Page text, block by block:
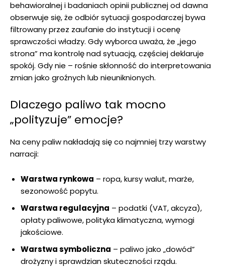
behawioralnej i badaniach opinii publicznej od dawna
obserwuje się, że odbiór sytuacji gospodarczej bywa
filtrowany przez zaufanie do instytucji i ocenę
sprawczości władzy. Gdy wyborca uważa, że „jego
strona” ma kontrolę nad sytuacją, częściej deklaruje
spokój. Gdy nie – rośnie skłonność do interpretowania
zmian jako groźnych lub nieuniknionych.
Dlaczego paliwo tak mocno
„polityzuje” emocje?
Na ceny paliw nakładają się co najmniej trzy warstwy
narracji:
Warstwa rynkowa – ropa, kursy walut, marże,
sezonowość popytu.
Warstwa regulacyjna – podatki (VAT, akcyza),
opłaty paliwowe, polityka klimatyczna, wymogi
jakościowe.
Warstwa symboliczna – paliwo jako „dowód”
drożyzny i sprawdzian skuteczności rządu.